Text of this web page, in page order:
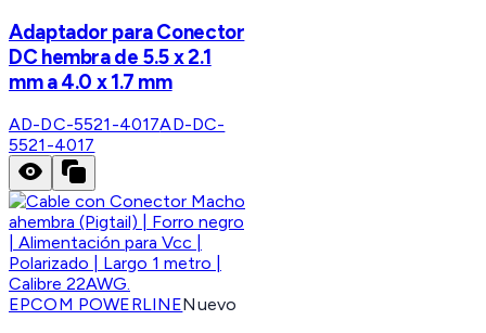
Adaptador para Conector
DC hembra de 5.5 x 2.1
mm a 4.0 x 1.7 mm
AD-DC-5521-4017AD-DC-
5521-4017
EPCOM POWERLINENuevo